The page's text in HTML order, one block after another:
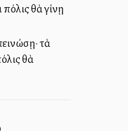
θὰ γίνῃ
τὰ
θὰ